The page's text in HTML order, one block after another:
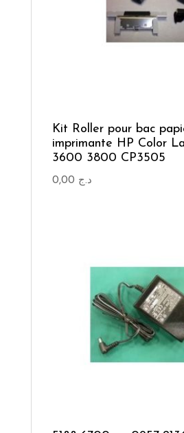
Kit Roller pour bac
imprimante HP Color
3600 3800 CP3505
د.ج